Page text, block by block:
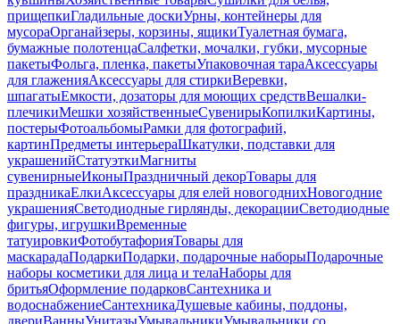
прищепкиГладильные доскиУрны, контейнеры для
мусораОрганайзеры, корзины, ящикиТуалетная бумага,
бумажные полотенцаСалфетки, мочалки, губки, мусорные
пакетыФольга, пленка, пакетыУпаковочная тараАксессуары
для глаженияАксессуары для стиркиВеревки,
шпагатыЕмкости, дозаторы для моющих средствВешалки-
плечикиМешки хозяйственныеСувенирыКопилкиКартины,
постерыФотоальбомыРамки для фотографий,
картинПредметы интерьераШкатулки, подставки для
украшенийСтатуэткиМагниты
сувенирныеИконыПраздничный декорТовары для
праздникаЕлкиАксессуары для елей новогоднихНовогодние
украшенияСветодиодные гирлянды, декорацииСветодиодные
фигуры, игрушкиВременные
татуировкиФотобутафорияТовары для
маскарадаПодаркиПодарки, подарочные наборыПодарочные
наборы косметики для лица и телаНаборы для
бритьяОформление подарковСантехника и
водоснабжениеСантехникаДушевые кабины, поддоны,
двериВанныУнитазыУмывальникиУмывальники со